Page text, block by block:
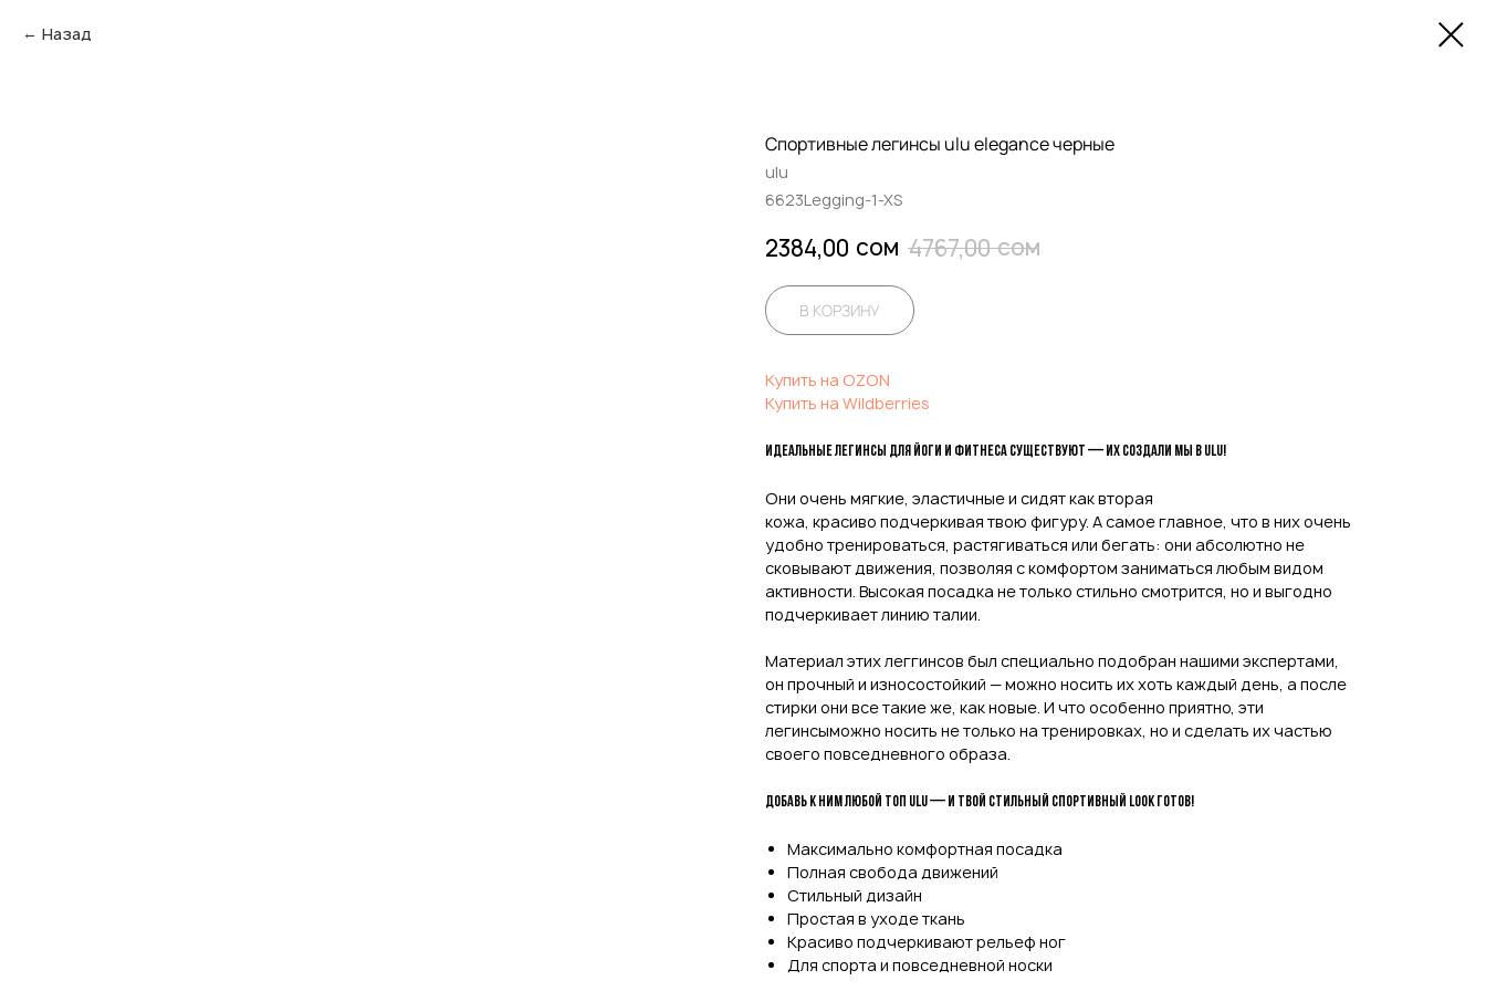
Назад
Спортивные легинсы ulu elegance черные
ulu
6623Legging-1-XS
2384,00 сом 4767,00 сом
В КОРЗИНУ
Купить на OZON
Купить на Wildberries
Идеальные легинсы для йоги и фитнеса существуют — их создали мы в ulu!
Они очень мягкие, эластичные и сидят как вторая
кожа, красиво подчеркивая твою фигуру. А самое главное, что в них очень
удобно тренироваться, растягиваться или бегать: они абсолютно не
сковывают движения, позволяя с комфортом заниматься любым видом
активности. Высокая посадка не только стильно смотрится, но и выгодно
подчеркивает линию талии.
Материал этих леггинсов был специально подобран нашими экспертами,
он прочный и износостойкий — можно носить их хоть каждый день, а после
стирки они все такие же, как новые. И что особенно приятно, эти
легинсыможно носить не только на тренировках, но и сделать их частью
своего повседневного образа.
Добавь к ним любой топ ulu — и твой стильный спортивный look готов!
Максимально комфортная посадка
Полная свобода движений
Стильный дизайн
Простая в уходе ткань
Красиво подчеркивают рельеф ног
Для спорта и повседневной носки